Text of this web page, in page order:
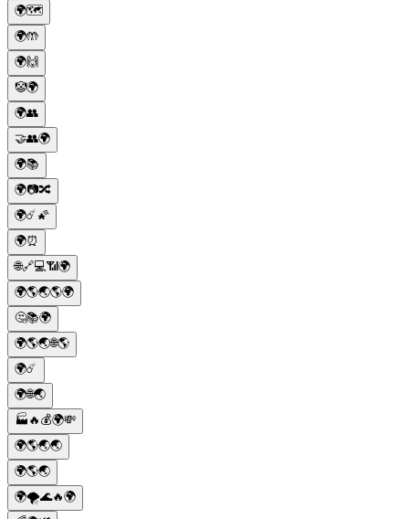
🌍🗺️
🌍🤲
🌍🙌
🤡🌍
🌍👥
🤝👥🌍
🌍📚
🌍📷🔀
🌍☄️🌠
🌍⏰
🌐🔗💻📶🌍
🌍🌎🌏🌎🌍
🤔📚🌍
🌍🌎🌏🌐🌎
🌍☄️
🌍🌐🌏
🏭🔥💰🌍💸
🌍🌎🌏🌏
🌍🌎🌏
🌍🌪️🌊🔥🌍